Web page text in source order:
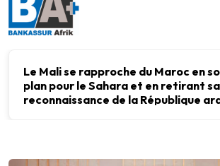
Le Mali se rapproche du Maroc en
plan pour le Sahara et en retirant sa
reconnaissance de la République